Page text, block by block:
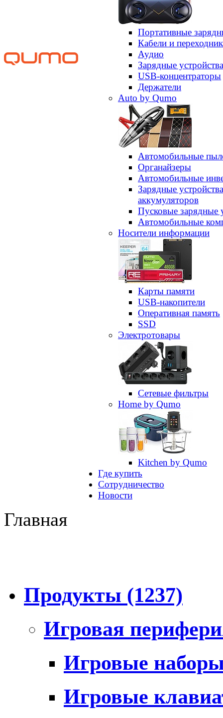
Портативные
Кабели и
Аудио
Зарядные устройства
USB-концентраторы
Держатели
Auto by Qumo
Автомобильные
Органайзеры
Автомобильные
Зарядные
аккумуляторов
Пусковые зарядные
Автомобильные
Носители информации
Карты памяти
USB-накопители
Оперативная память
SSD
Электротовары
Сетевые фильтры
Home by Qumo
Kitchen by Qumo
Где купить
Сотрудничество
Новости
Главная
Продукты (1237)
Игровая
Игровые
Игровые